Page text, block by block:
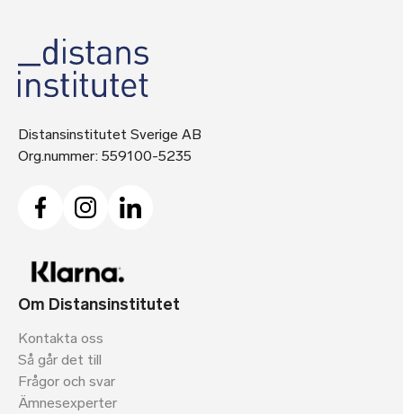
Distansinstitutet Sverige AB
Org.nummer: 559100-5235
Om Distansinstitutet
Kontakta oss
Så går det till
Frågor och svar
Ämnesexperter